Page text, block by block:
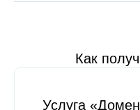
Как
Услуга